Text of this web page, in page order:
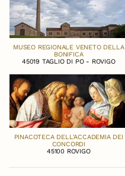
MUSEO REGIONALE VENETO DELLA
BONIFICA
45019 TAGLIO DI PO - ROVIGO
PINACOTECA DELL'ACCADEMIA DEI
CONCORDI
45100 ROVIGO